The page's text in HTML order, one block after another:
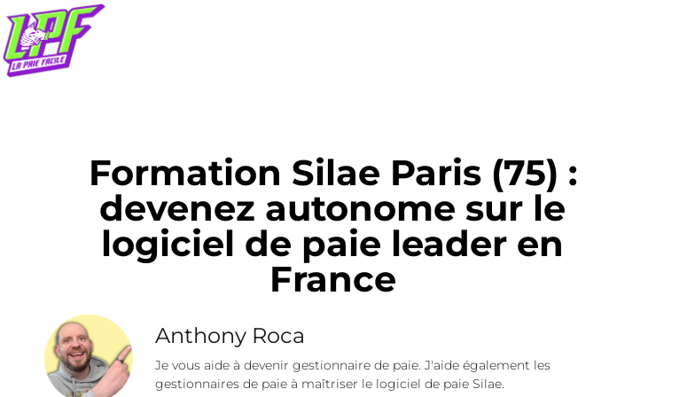
Formation Silae Paris (75) :
devenez autonome sur le
logiciel de paie leader en
France
Anthony Roca
Je vous aide à devenir gestionnaire de paie. J'aide également les
gestionnaires de paie à maîtriser le logiciel de paie Silae.